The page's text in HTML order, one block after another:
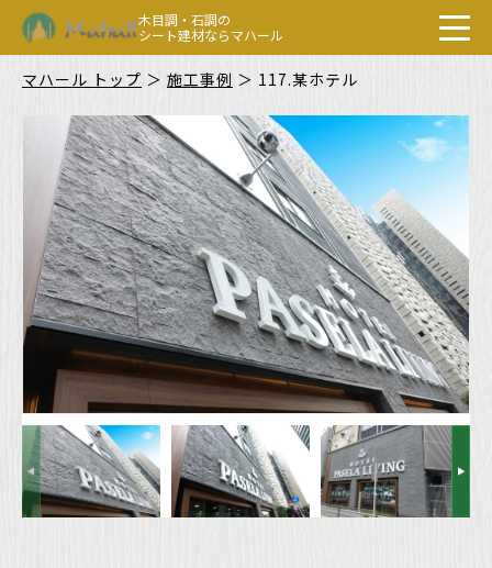
木目調・石調の
シート建材ならマハール
マハール トップ ＞ 施工事例 ＞ 117.某ホテル